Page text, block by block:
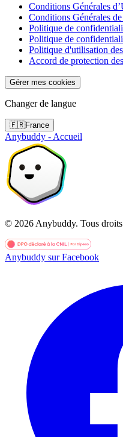
Conditions Générales
Conditions Générales
Politique de
Politique de
Politique d'utilisation
Accord de protection
Gérer mes cookies
Changer de langue
🇫🇷France
Anybuddy - Accueil
© 2026 Anybuddy. Tous
Anybuddy sur Facebook